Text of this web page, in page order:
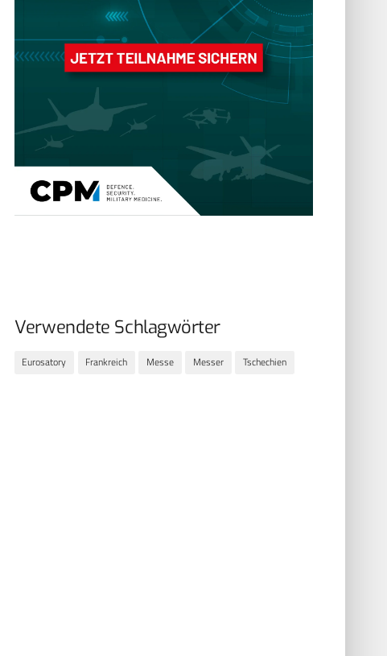
Verwendete Schlagwörter
Eurosatory Frankreich Messe Messer Tschechien